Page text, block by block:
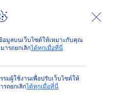
ข้อมูลบนเว็บไซต์ให้เหมาะกับคุณ
ารถยกเลิกได้ทุกเมื่อที่นี่
รมผู้ใช้งานเพื่อปรับเว็บไซต์ให้
ถยกเลิกได้ทุกเมื่อที่นี่
งไง? รวมวิธีแก้ผิวแห้งมาก คัน หรื